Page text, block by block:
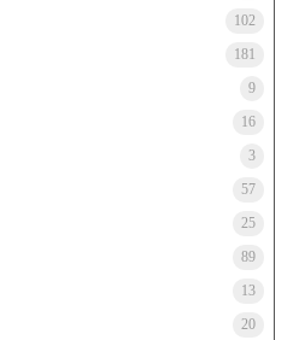
102
181
9
16
3
57
25
89
13
20